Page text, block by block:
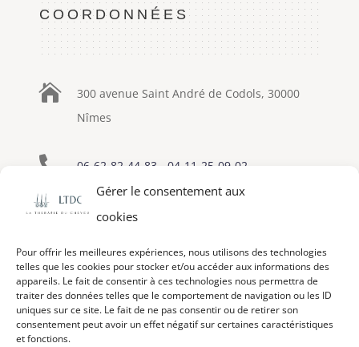
Gérer le consentement aux
cookies
Pour offrir les meilleures expériences, nous utilisons des technologies
telles que les cookies pour stocker et/ou accéder aux informations des
appareils. Le fait de consentir à ces technologies nous permettra de
traiter des données telles que le comportement de navigation ou les ID
uniques sur ce site. Le fait de ne pas consentir ou de retirer son
consentement peut avoir un effet négatif sur certaines caractéristiques
et fonctions.
COORDONNÉES

300 avenue Saint André de Codols, 30000
Nîmes
 06-62-82-44-83 04-11-25-09-02
 eric-lapenne@therapie-cheveu.fr